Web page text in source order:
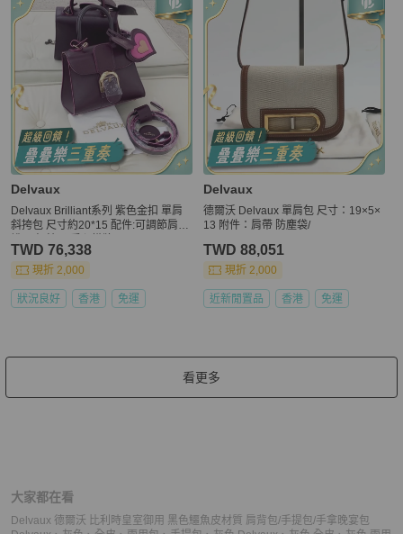
Delvaux
Delvaux Brilliant系列 紫色金扣 單肩
斜挎包 尺寸約20*15 配件:可調節肩帶.
TWD 76,338
現折 2,000
狀況良好 香港 免運
Delvaux
德爾沃 Delvaux 單肩包 尺寸：19×5×
13 附件：肩帶 防塵袋/
TWD 88,051
現折 2,000
近新閒置品 香港 免運
看更多
大家都在看
Delvaux 德爾沃 比利時皇室御用 黑色鱷魚皮材質 肩背包/手提包/手拿晚宴包